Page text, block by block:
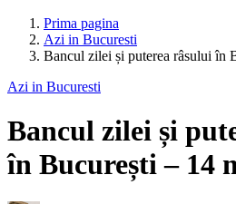
Prima pagina
Azi in Bucuresti
Bancul zilei și puterea râsului în
Azi in Bucuresti
Bancul zilei și
în București – 14